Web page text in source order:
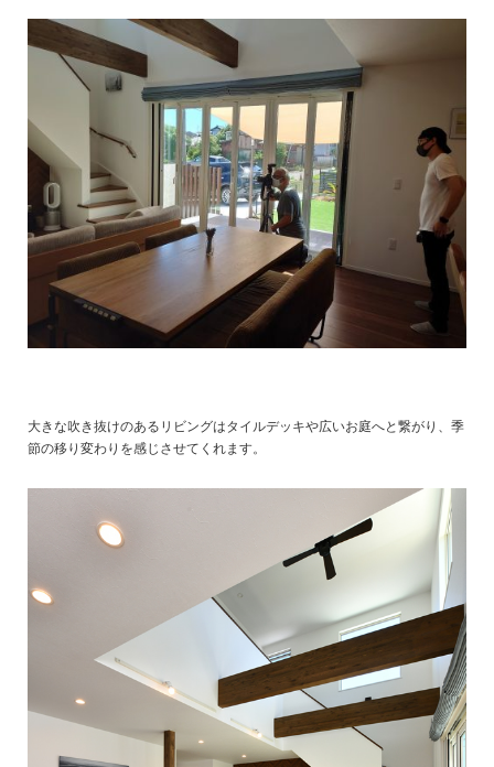
大きな吹き抜けのあるリビングはタイルデッキや広いお庭へと繋がり、季
節の移り変わりを感じさせてくれます。